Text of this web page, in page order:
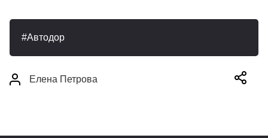
Автодор
Елена Петрова